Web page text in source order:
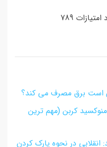
789
است برق مصرف می کند؟
کربن (مهم ترین
انقلابی در نحوه پارک کردن